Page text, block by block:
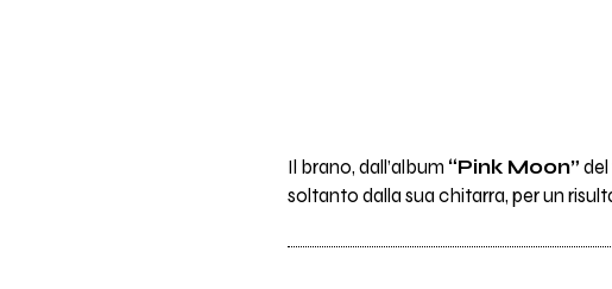
Il brano, dall’album “Pink Moon”
soltanto dalla sua chitarra, per un